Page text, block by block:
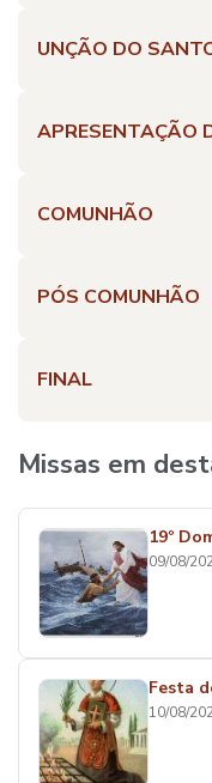
UNÇÃO DO
APRESENTAÇÃO
COMUNHÃO
PÓS COMUNHÃO
FINAL
Missas em
19º
09/08/
Festa
10/08/